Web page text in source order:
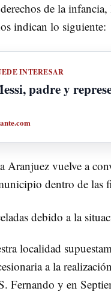
de la
indican lo siguiente:
INTERESAR
padre y
vuelve a
dentro de las
debido a la
localidad
a la
Fernando y en